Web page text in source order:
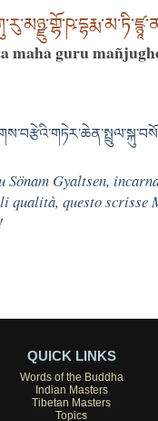
maha guru
Gyaltsen,
qualità, questo scrisse
QUICK LINKS
Words of the Buddha
Indian Masters
Tibetan Masters
Topics